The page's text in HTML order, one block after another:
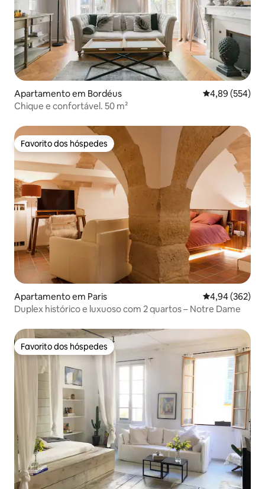
Apartamento em Bordéus Classificação
4,89 (554)
Chique e confortável. 50 m²
Favorito dos hóspedes
Favorito dos hóspedes
Apartamento em Paris Classificação
4,94 (362)
Duplex histórico e luxuoso com 2 quartos – Notre Dame
Favorito dos hóspedes
Favorito dos hóspedes